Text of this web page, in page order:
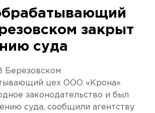
закрыт
суда
Березовском
цех ООО «Крона»
законодательство и был
суда, сообщили агентству